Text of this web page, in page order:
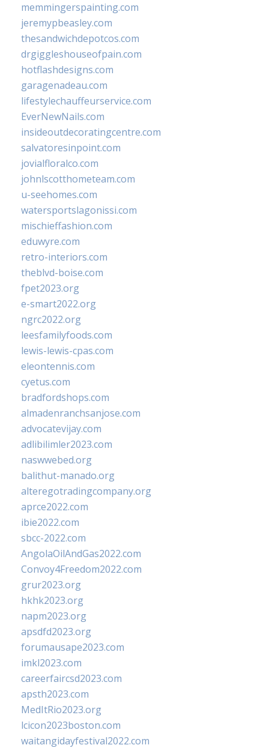
memmingerspainting.com
jeremypbeasley.com
thesandwichdepotcos.com
drgiggleshouseofpain.com
hotflashdesigns.com
garagenadeau.com
lifestylechauffeurservice.com
EverNewNails.com
insideoutdecoratingcentre.com
salvatoresinpoint.com
jovialfloralco.com
johnlscotthometeam.com
u-seehomes.com
watersportslagonissi.com
mischieffashion.com
eduwyre.com
retro-interiors.com
theblvd-boise.com
fpet2023.org
e-smart2022.org
ngrc2022.org
leesfamilyfoods.com
lewis-lewis-cpas.com
eleontennis.com
cyetus.com
bradfordshops.com
almadenranchsanjose.com
advocatevijay.com
adlibilimler2023.com
naswwebed.org
balithut-manado.org
alteregotradingcompany.org
aprce2022.com
ibie2022.com
sbcc-2022.com
AngolaOilAndGas2022.com
Convoy4Freedom2022.com
grur2023.org
hkhk2023.org
napm2023.org
apsdfd2023.org
forumausape2023.com
imkl2023.com
careerfaircsd2023.com
apsth2023.com
MedItRio2023.org
lcicon2023boston.com
waitangidayfestival2022.com